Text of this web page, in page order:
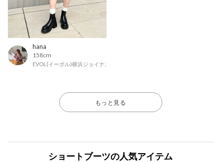
hana
158cm
EVOL(イーボル)横浜ジョイナス店
もっと見る
ショートブーツの人気アイテム